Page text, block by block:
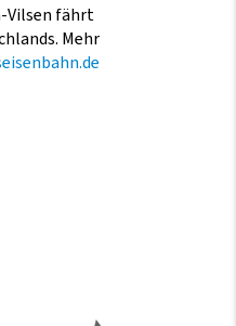
Vilsen fährt
Mehr